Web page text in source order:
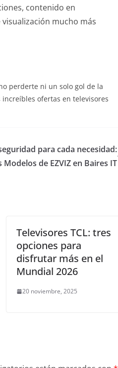
contenido en
mucho más
perderte ni un solo gol de la
ofertas en televisores
para cada necesidad:
Modelos de EZVIZ en Baires IT
Televisores TCL: tres
opciones para
disfrutar más en el
Mundial 2026
20 noviembre, 2025